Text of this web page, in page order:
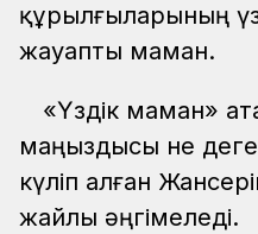
құрылғыларының
жауапты маман.
«Үздік маман»
маңыздысы не
күліп алған
жайлы әңгімеледі.